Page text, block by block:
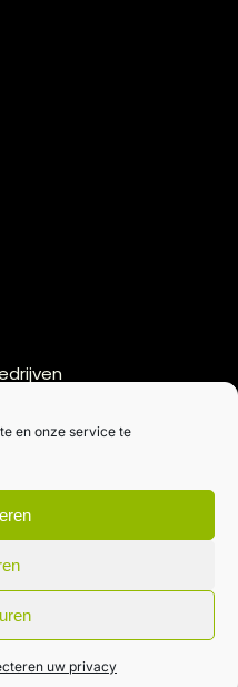
en onze service te
uw privacy
inbox.
| gemaakt met door